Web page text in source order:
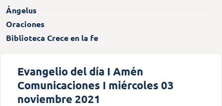
Ángelus
Oraciones
Biblioteca Crece en la fe
Evangelio del día I Amén
Comunicaciones I miércoles 03
noviembre 2021